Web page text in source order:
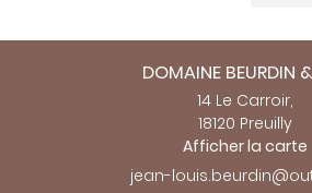
DOMAINE BEURDIN
14 Le Carroir,
18120 Preuilly
Afficher la carte